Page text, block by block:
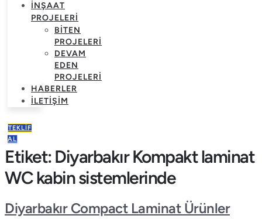
İNŞAAT
PROJELERI
BITEN
PROJELERI
DEVAM
EDEN
PROJELERI
HABERLER
İLETIŞIM
TEKLIF
AL
Etiket:Diyarbakır Kompakt laminat
WC kabin sistemlerinde
Diyarbakır Compact Laminat Ürünler